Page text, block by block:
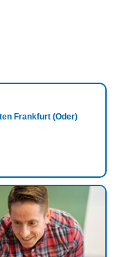
Frankfurt (Oder)